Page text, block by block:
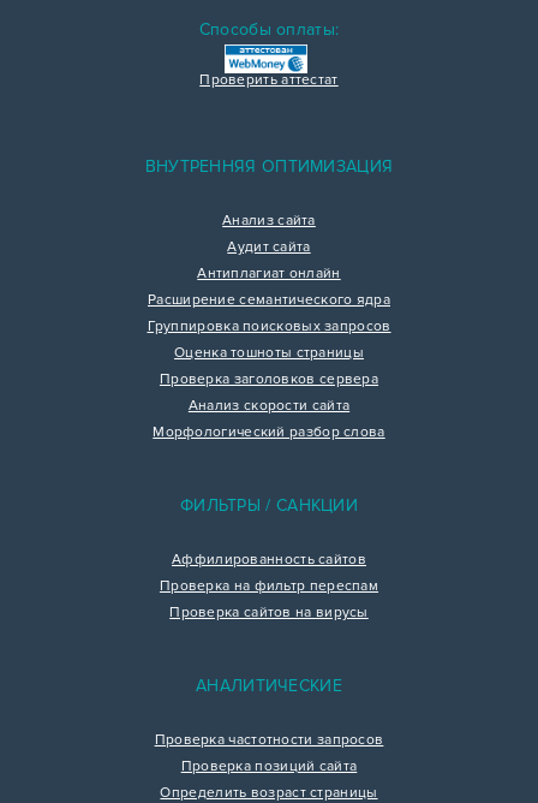
Способы оплаты:
Проверить аттестат
ВНУТРЕННЯЯ ОПТИМИЗАЦИЯ
Анализ сайта
Аудит сайта
Антиплагиат онлайн
Расширение семантического ядра
Группировка поисковых запросов
Оценка тошноты страницы
Проверка заголовков сервера
Анализ скорости сайта
Морфологический разбор слова
ФИЛЬТРЫ / САНКЦИИ
Аффилированность сайтов
Проверка на фильтр переспам
Проверка сайтов на вирусы
АНАЛИТИЧЕСКИЕ
Проверка частотности запросов
Проверка позиций сайта
Определить возраст страницы